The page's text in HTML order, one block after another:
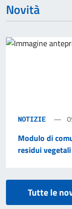
Novità
NOTIZIE
Modulo di
residui vegetali
Tutte le